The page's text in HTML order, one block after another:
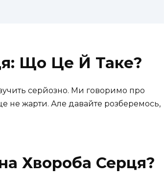
Що Це Й Таке?
серйозно. Ми говоримо про
не жарти. Але давайте розберемось,
Хвороба Серця?